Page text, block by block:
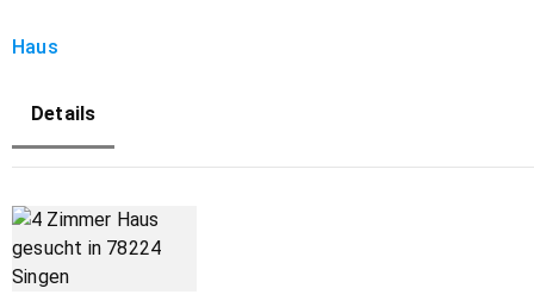
Haus
Details